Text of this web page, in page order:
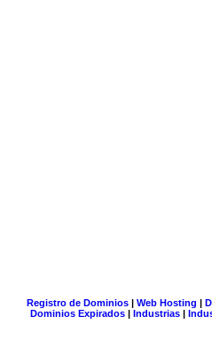
Registro de Dominios| Web Hosting |
Dominios Expirados | Industrias |